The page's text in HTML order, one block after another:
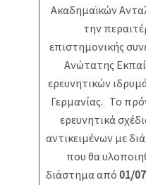
Ακαδημαϊκών
την
επιστημονικής
Ανώτατης
ερευνητικών
Γερμανίας. Το
ερευνητικά
αντικειμένων με
που θα
διάστημα από 01/